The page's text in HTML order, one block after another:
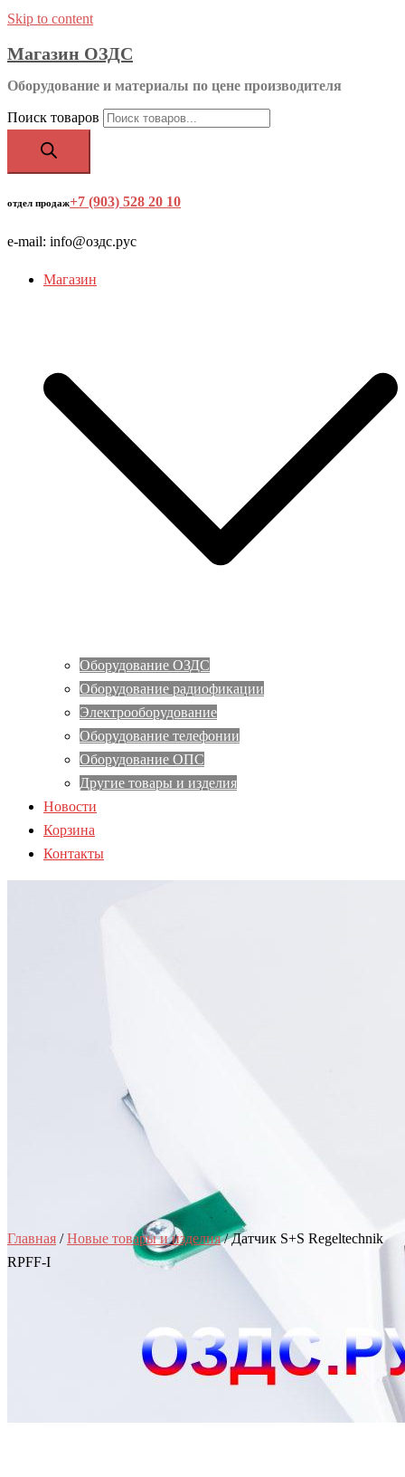
Skip to content
Магазин ОЗДС
Оборудование и материалы по цене производителя
Поиск товаров
отдел продаж+7 (903) 528 20 10
e-mail: info@оздс.рус
Магазин
Оборудование ОЗДС
Оборудование радиофикации
Электрооборудование
Оборудование телефонии
Оборудование ОПС
Другие товары и изделия
Новости
Корзина
Контакты
Главная /Новые товары и изделия/ Датчик S+S Regeltechnik
RPFF-I